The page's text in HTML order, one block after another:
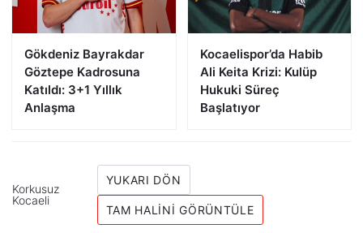
Gökdeniz Bayrakdar
Göztepe Kadrosuna
Katıldı: 3+1 Yıllık
Anlaşma
Kocaelispor’da Habib
Ali Keita Krizi: Kulüp
Hukuki Süreç
Başlatıyor
Korkusuz
Kocaeli
YUKARI DÖN
TAM HALINI GÖRÜNTÜLE